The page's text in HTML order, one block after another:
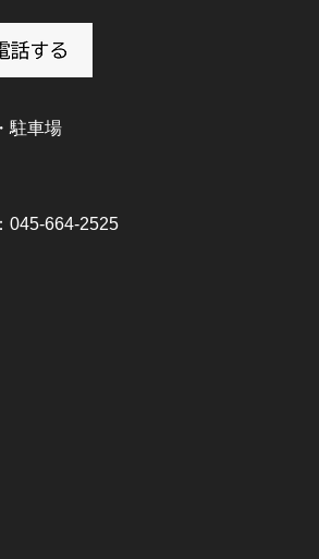
駐車場
045-664-2525